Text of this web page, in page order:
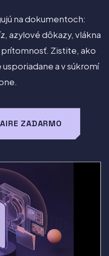
na dokumentoch:
azylové dôkazy, vlákna
Zistite, ako
a v súkromí
ZADARMO